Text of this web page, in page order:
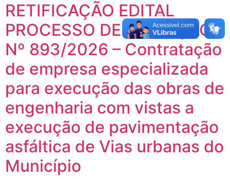
RETIFICAÇÃO EDITAL
PROCESSO DE LICITAÇÃO
Nº 893/2026 – Contratação
de empresa especializada
para execução das obras de
engenharia com vistas a
execução de pavimentação
asfáltica de Vias urbanas do
Município